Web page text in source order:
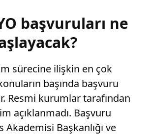
başvuruları ne
sürecine ilişkin en çok
başında başvuru
Resmi kurumlar tarafından
açıklanmadı. Başvuru
Akademisi Başkanlığı ve